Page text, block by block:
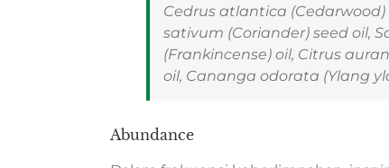
Cedrus atlantica (Cedarwood)
sativum (Coriander) seed oil,
(Frankincense) oil, Citrus
oil, Cananga odorata (Ylang
Abundance